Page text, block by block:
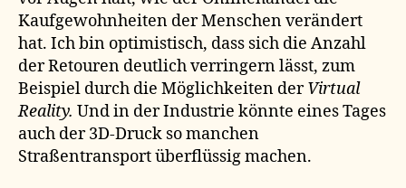
Kaufgewohnheiten der Menschen verändert
hat. Ich bin optimistisch, dass sich die Anzahl
der Retouren deutlich verringern lässt, zum
Beispiel durch die Möglichkeiten derVirtual
Reality. Und in der Industrie könnte eines Tages
auch der 3D-Druck so manchen
Straßentransport überflüssig machen.